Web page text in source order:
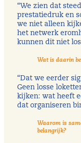
“We zien dat
prestatiedruk en
we niet alleen
het netwerk
kunnen dit niet
Wat is daarin
“Dat we eerder
Geen losse
kijken: wat heeft
dat organiseren
Waarom is
belangrijk?